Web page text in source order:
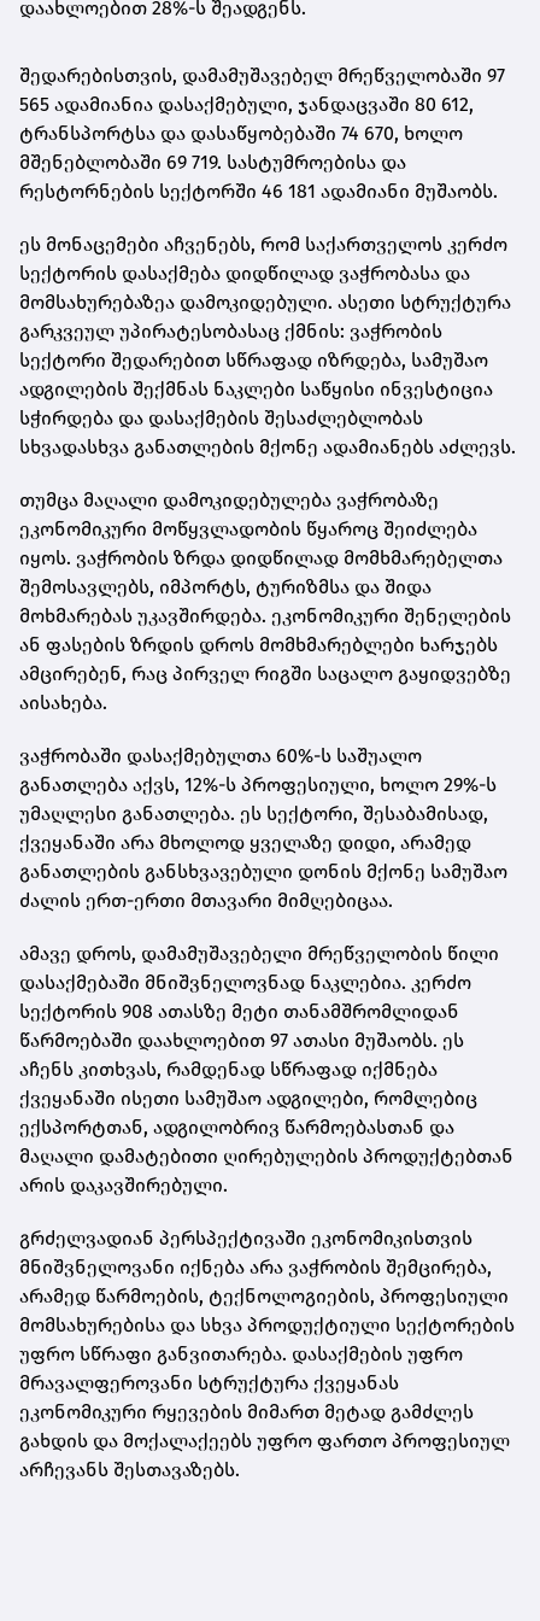
დაახლოებით 28%-ს შეადგენს.
შედარებისთვის, დამამუშავებელ მრეწველობაში 97
565 ადამიანია დასაქმებული, ჯანდაცვაში 80 612,
ტრანსპორტსა და დასაწყობებაში 74 670, ხოლო
მშენებლობაში 69 719. სასტუმროებისა და
რესტორნების სექტორში 46 181 ადამიანი მუშაობს.
ეს მონაცემები აჩვენებს, რომ საქართველოს კერძო
სექტორის დასაქმება დიდწილად ვაჭრობასა და
მომსახურებაზეა დამოკიდებული. ასეთი სტრუქტურა
გარკვეულ უპირატესობასაც ქმნის: ვაჭრობის
სექტორი შედარებით სწრაფად იზრდება, სამუშაო
ადგილების შექმნას ნაკლები საწყისი ინვესტიცია
სჭირდება და დასაქმების შესაძლებლობას
სხვადასხვა განათლების მქონე ადამიანებს აძლევს.
თუმცა მაღალი დამოკიდებულება ვაჭრობაზე
ეკონომიკური მოწყვლადობის წყაროც შეიძლება
იყოს. ვაჭრობის ზრდა დიდწილად მომხმარებელთა
შემოსავლებს, იმპორტს, ტურიზმსა და შიდა
მოხმარებას უკავშირდება. ეკონომიკური შენელების
ან ფასების ზრდის დროს მომხმარებლები ხარჯებს
ამცირებენ, რაც პირველ რიგში საცალო გაყიდვებზე
აისახება.
ვაჭრობაში დასაქმებულთა 60%-ს საშუალო
განათლება აქვს, 12%-ს პროფესიული, ხოლო 29%-ს
უმაღლესი განათლება. ეს სექტორი, შესაბამისად,
ქვეყანაში არა მხოლოდ ყველაზე დიდი, არამედ
განათლების განსხვავებული დონის მქონე სამუშაო
ძალის ერთ-ერთი მთავარი მიმღებიცაა.
ამავე დროს, დამამუშავებელი მრეწველობის წილი
დასაქმებაში მნიშვნელოვნად ნაკლებია. კერძო
სექტორის 908 ათასზე მეტი თანამშრომლიდან
წარმოებაში დაახლოებით 97 ათასი მუშაობს. ეს
აჩენს კითხვას, რამდენად სწრაფად იქმნება
ქვეყანაში ისეთი სამუშაო ადგილები, რომლებიც
ექსპორტთან, ადგილობრივ წარმოებასთან და
მაღალი დამატებითი ღირებულების პროდუქტებთან
არის დაკავშირებული.
გრძელვადიან პერსპექტივაში ეკონომიკისთვის
მნიშვნელოვანი იქნება არა ვაჭრობის შემცირება,
არამედ წარმოების, ტექნოლოგიების, პროფესიული
მომსახურებისა და სხვა პროდუქტიული სექტორების
უფრო სწრაფი განვითარება. დასაქმების უფრო
მრავალფეროვანი სტრუქტურა ქვეყანას
ეკონომიკური რყევების მიმართ მეტად გამძლეს
გახდის და მოქალაქეებს უფრო ფართო პროფესიულ
არჩევანს შესთავაზებს.